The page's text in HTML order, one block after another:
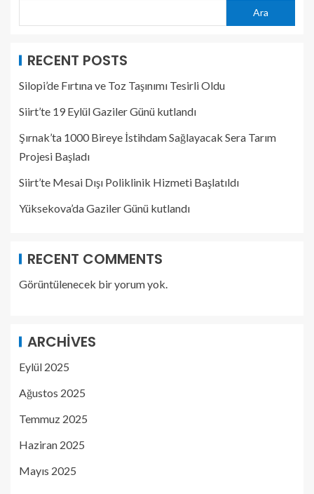
Ara
RECENT POSTS
Silopi’de Fırtına ve Toz Taşınımı Tesirli Oldu
Siirt’te 19 Eylül Gaziler Günü kutlandı
Şırnak’ta 1000 Bireye İstihdam Sağlayacak Sera Tarım
Projesi Başladı
Siirt’te Mesai Dışı Poliklinik Hizmeti Başlatıldı
Yüksekova’da Gaziler Günü kutlandı
RECENT COMMENTS
Görüntülenecek bir yorum yok.
ARCHIVES
Eylül 2025
Ağustos 2025
Temmuz 2025
Haziran 2025
Mayıs 2025